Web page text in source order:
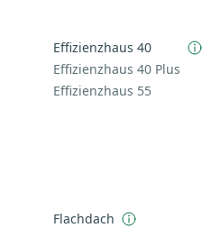
Effizienzhaus 40
Effizienzhaus 40 Plus
Effizienzhaus 55
Flachdach